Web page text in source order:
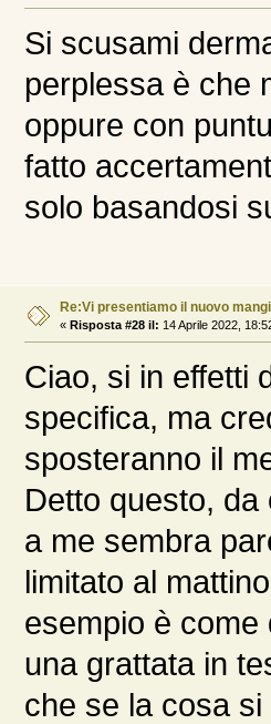
Si scusami
perplessa è che
oppure con
fatto
solo basandosi
Re:Vi presentiamo il nuovo
« Risposta #28 il: 14 Aprile 2022,
Ciao, si in effetti
specifica, ma
sposteranno il
Detto questo,
a me sembra
limitato al
esempio è come
una grattata in
che se la cosa